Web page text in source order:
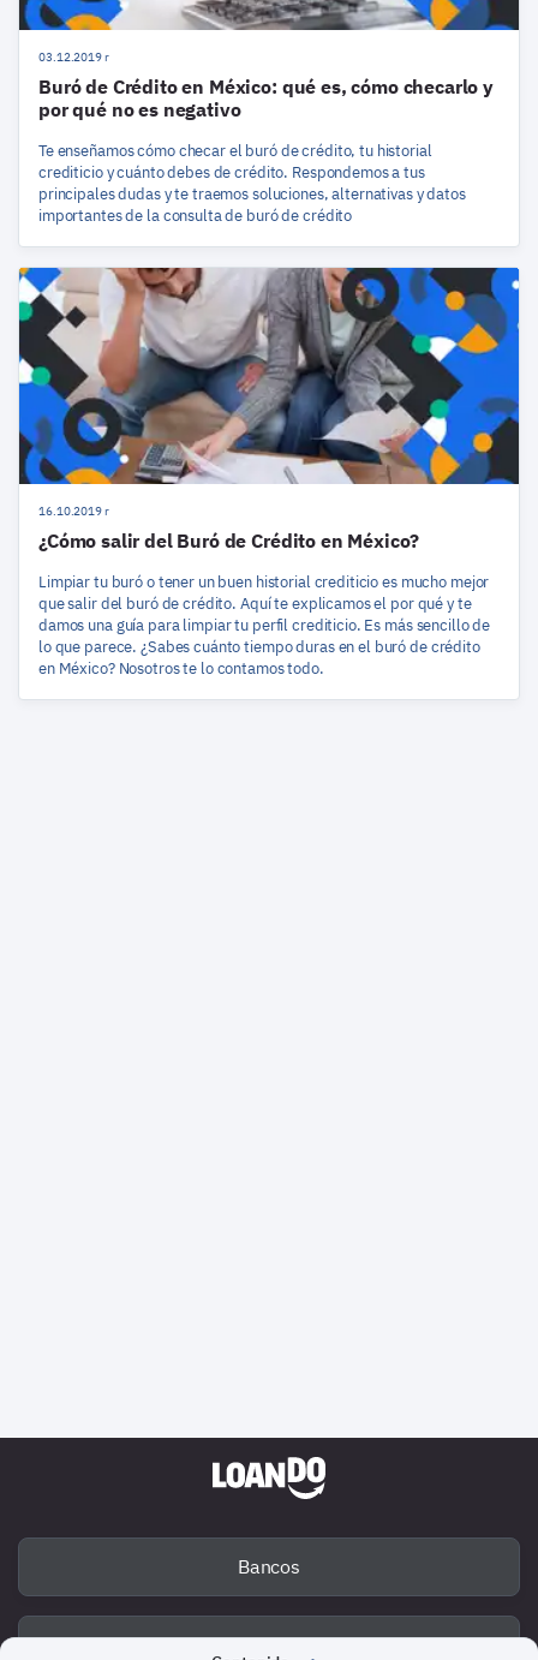
03.12.2019 r
Buró de Crédito en México: qué es, cómo checarlo y
por qué no es negativo
Te enseñamos cómo checar el buró de crédito, tu historial
crediticio y cuánto debes de crédito. Respondemos a tus
principales dudas y te traemos soluciones, alternativas y datos
importantes de la consulta de buró de crédito
16.10.2019 r
¿Cómo salir del Buró de Crédito en México?
Limpiar tu buró o tener un buen historial crediticio es mucho mejor
que salir del buró de crédito. Aquí te explicamos el por qué y te
damos una guía para limpiar tu perfil crediticio. Es más sencillo de
lo que parece. ¿Sabes cuánto tiempo duras en el buró de crédito
en México? Nosotros te lo contamos todo.
Bancos
Deuda